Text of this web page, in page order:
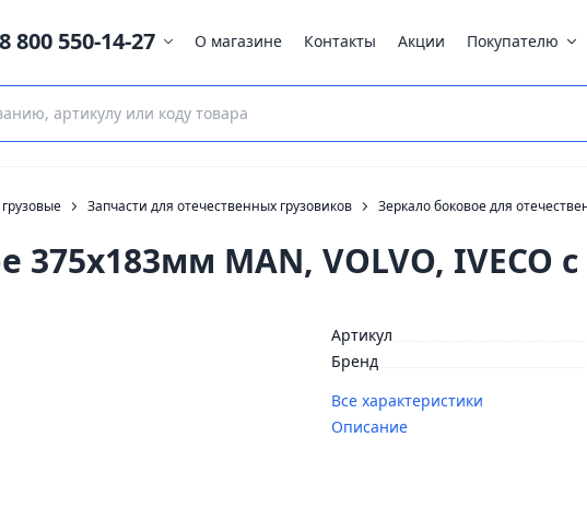
8 800 550-14-27 О магазине Контакты Акции Покупателю
Запчасти для отечественных грузовиков Зеркало боковое для
375х183мм MAN, VOLVO, IVECO
Артикул
Бренд
Все характеристики
Описание